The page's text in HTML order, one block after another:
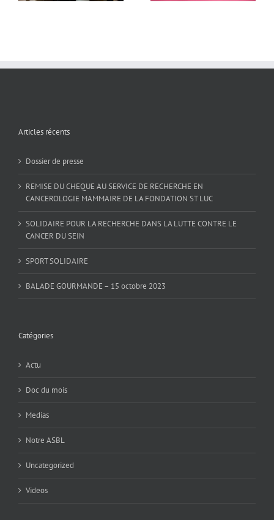
Articles récents
Dossier de presse
REMISE DU CHEQUE AU SERVICE DE RECHERCHE EN
CANCEROLOGIE MAMMAIRE DE LA FONDATION ST LUC
SOLIDAIRE POUR LA RECHERCHE DANS LA LUTTE CONTRE LE
CANCER DU SEIN
SPORT SOLIDAIRE
BALADE GOURMANDE – 15 octobre 2023
Catégories
Actu
Doc du mois
Medias
Notre ASBL
Uncategorized
Videos